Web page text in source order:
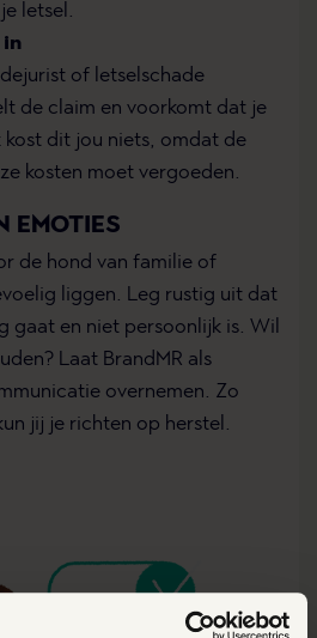
letsel.
in
of letselschade
de claim en voorkomt dat je
kost dit jou niets, omdat de
kosten moet vergoeden.
EMOTIES
de hond van familie of
liggen. Leg rustig uit dat
gaat en niet persoonlijk is. Wil
Laat BrandMR als
overnemen. Zo
jij je richten op herstel.